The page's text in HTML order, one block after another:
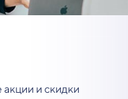
и скидки